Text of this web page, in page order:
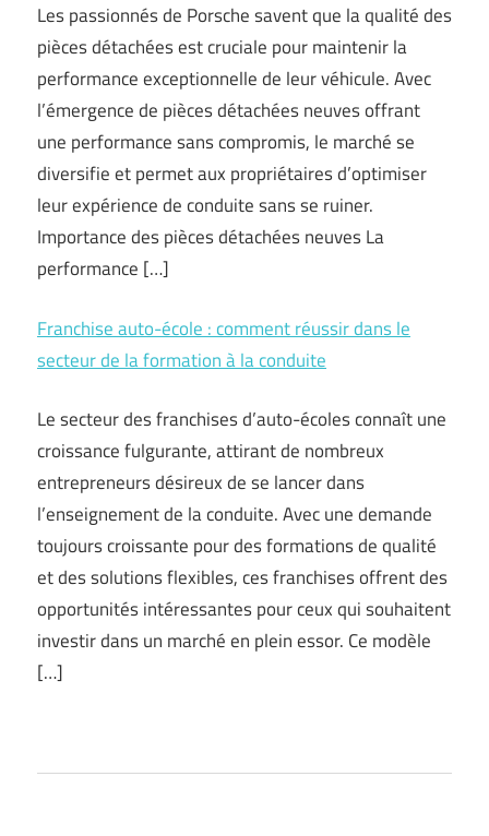
Les passionnés de Porsche savent que la qualité des
pièces détachées est cruciale pour maintenir la
performance exceptionnelle de leur véhicule. Avec
l’émergence de pièces détachées neuves offrant
une performance sans compromis, le marché se
diversifie et permet aux propriétaires d’optimiser
leur expérience de conduite sans se ruiner.
Importance des pièces détachées neuves La
performance […]
Franchise auto-école : comment réussir dans le
secteur de la formation à la conduite
Le secteur des franchises d’auto-écoles connaît une
croissance fulgurante, attirant de nombreux
entrepreneurs désireux de se lancer dans
l’enseignement de la conduite. Avec une demande
toujours croissante pour des formations de qualité
et des solutions flexibles, ces franchises offrent des
opportunités intéressantes pour ceux qui souhaitent
investir dans un marché en plein essor. Ce modèle
[…]